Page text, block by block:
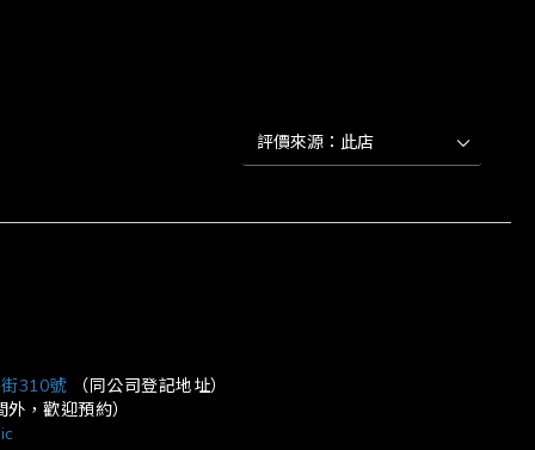
310號（同公司登記地址）
，歡迎預約）